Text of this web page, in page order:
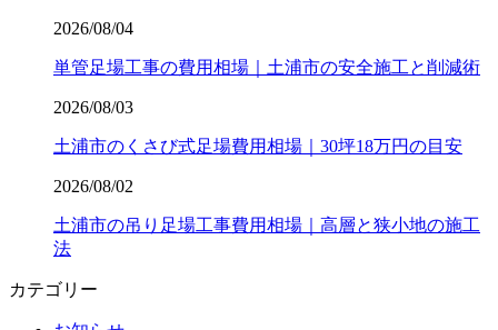
2026/08/04
単管足場工事の費用相場｜土浦市の安全施工と削減術
2026/08/03
土浦市のくさび式足場費用相場｜30坪18万円の目安
2026/08/02
土浦市の吊り足場工事費用相場｜高層と狭小地の施工
法
カテゴリー